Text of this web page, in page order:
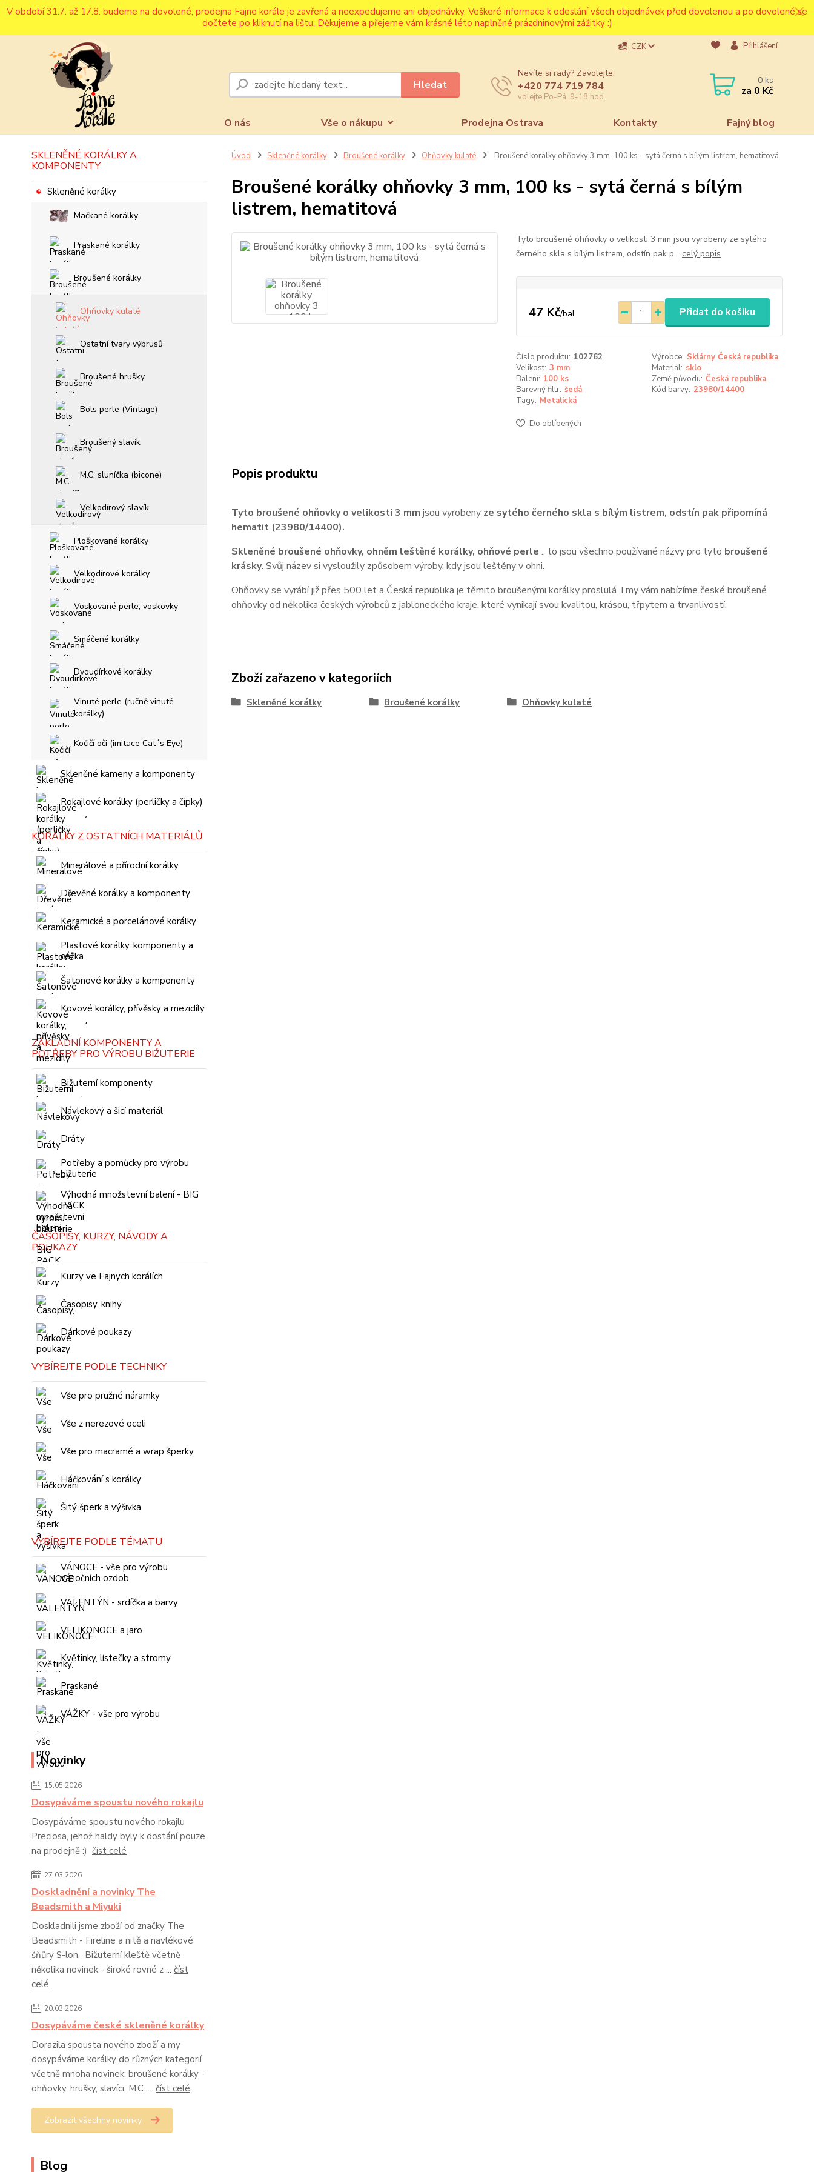
V období 31.7. až 17.8. budeme na dovolené, prodejna Fajne korále je zavřená a neexpedujeme ani objednávky. Veškeré informace k odeslání všech objednávek před dovolenou a po dovolené se
dočtete po kliknutí na lištu. Děkujeme a přejeme vám krásné léto naplněné prázdninovými zážitky :)
O nás Vše o nákupu Prodejna Ostrava Kontakty Fajný blog
CZK Přihlášení
Hledat
Nevíte si rady? Zavolejte.
+420 774 719 784
volejte Po-Pá, 9-18 hod.
0 ks
za 0 Kč
SKLENĚNÉ KORÁLKY A
KOMPONENTY
Skleněné korálky
Mačkané korálky
Praskané korálky
Broušené korálky
Ohňovky kulaté
Ostatní tvary výbrusů
Broušené hrušky
Bols perle (Vintage)
Broušený slavík
M.C. sluníčka (bicone)
Velkodírový slavík
Ploškované korálky
Velkodírové korálky
Voskované perle, voskovky
Smáčené korálky
Dvoudírkové korálky
Vinuté perle (ručně vinuté
korálky)
Kočičí oči (imitace Cat´s Eye)
Skleněné kameny a komponenty
Rokajlové korálky (perličky a čípky)
KORÁLKY Z OSTATNÍCH MATERIÁLŮ
Minerálové a přírodní korálky
Dřevěné korálky a komponenty
Keramické a porcelánové korálky
Plastové korálky, komponenty a
céčka
Šatonové korálky a komponenty
Kovové korálky, přívěsky a mezidíly
ZÁKLADNÍ KOMPONENTY A
POTŘEBY PRO VÝROBU BIŽUTERIE
Bižuterní komponenty
Návlekový a šicí materiál
Dráty
Potřeby a pomůcky pro výrobu
bižuterie
Výhodná množstevní balení - BIG
PACK
ČASOPISY, KURZY, NÁVODY A
POUKAZY
Kurzy ve Fajnych korálích
Časopisy, knihy
Dárkové poukazy
VYBÍREJTE PODLE TECHNIKY
Vše pro pružné náramky
Vše z nerezové oceli
Vše pro macramé a wrap šperky
Háčkování s korálky
Šitý šperk a výšivka
VYBÍREJTE PODLE TÉMATU
VÁNOCE - vše pro výrobu
vánočních ozdob
VALENTÝN - srdíčka a barvy
VELIKONOCE a jaro
Květinky, lístečky a stromy
Praskané
VÁŽKY - vše pro výrobu
Novinky
15.05.2026
Dosypáváme spoustu nového rokajlu
Dosypáváme spoustu nového rokajlu
Preciosa, jehož haldy byly k dostání pouze
na prodejně :) číst celé
27.03.2026
Doskladnění a novinky The
Beadsmith a Miyuki
Doskladnili jsme zboží od značky The
Beadsmith - Fireline a nitě a navlékové
šňůry S-lon. Bižuterní kleště včetně
několika novinek - široké rovné z ... číst
celé
20.03.2026
Dosypáváme české skleněné korálky
Dorazila spousta nového zboží a my
dosypáváme korálky do různých kategorií
včetně mnoha novinek: broušené korálky -
ohňovky, hrušky, slavíci, M.C. ... číst celé
Zobrazit všechny novinky
Blog
Úvod Skleněné korálky Broušené korálky Ohňovky kulaté Broušené korálky ohňovky 3 mm, 100 ks - sytá černá s bílým listrem, hematitová
Broušené korálky ohňovky 3 mm, 100 ks - sytá černá s bílým
listrem, hematitová
Tyto broušené ohňovky o velikosti 3 mm jsou vyrobeny ze sytého
černého skla s bílým listrem, odstín pak p... celý popis
47 Kč/bal. Přidat do košíku
Číslo produktu: 102762 Výrobce: Sklárny Česká republika
Velikost: 3 mm Materiál: sklo
Balení: 100 ks Země původu: Česká republika
Barevný filtr: šedá Kód barvy: 23980/14400
Tagy: Metalická
Do oblíbených
Popis produktu
Tyto broušené ohňovky o velikosti 3 mm jsou vyrobeny ze sytého černého skla s bílým listrem, odstín pak připomíná
hematit (23980/14400).
Skleněné broušené ohňovky, ohněm leštěné korálky, ohňové perle .. to jsou všechno používané názvy pro tyto broušené
krásky. Svůj název si vysloužily způsobem výroby, kdy jsou leštěny v ohni.
Ohňovky se vyrábí již přes 500 let a Česká republika je těmito broušenými korálky proslulá. I my vám nabízíme české broušené
ohňovky od několika českých výrobců z jabloneckého kraje, které vynikají svou kvalitou, krásou, třpytem a trvanlivostí.
Zboží zařazeno v kategoriích
Skleněné korálky Broušené korálky Ohňovky kulaté